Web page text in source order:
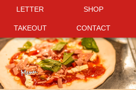
LETTER SHOP
TAKEOUT CONTACT
LETTER SHOP
TAKEOUT CONTACT